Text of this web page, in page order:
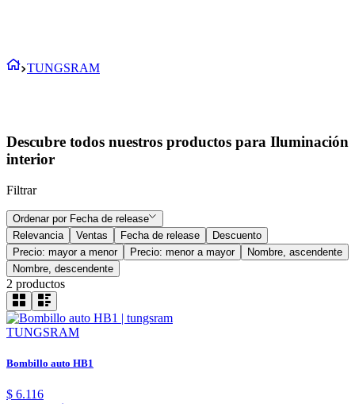
TUNGSRAM
Descubre todos nuestros productos para Iluminación
interior
Filtrar
Ordenar por Fecha de release
Relevancia
Ventas Fecha de release
Descuento
Precio: mayor a menor
Precio: menor a mayor
Nombre, ascendente
Nombre, descendente
2 productos
TUNGSRAM
Bombillo auto HB1
$ 6.116